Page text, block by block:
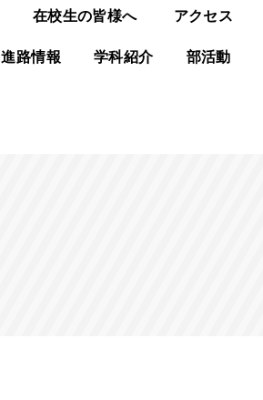
在校生の皆様へ アクセス
進路情報 学科紹介 部活動